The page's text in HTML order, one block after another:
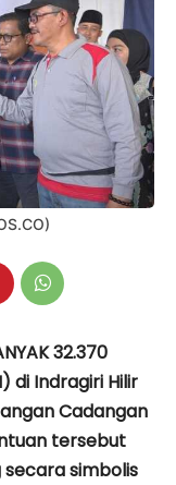
32.370
di Indragiri Hilir
Cadangan
tersebut
simbolis